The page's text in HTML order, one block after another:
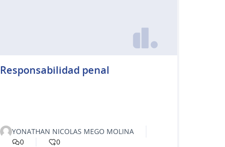
Responsabilidad penal
YONATHAN NICOLAS MEGO MOLINA
0
0